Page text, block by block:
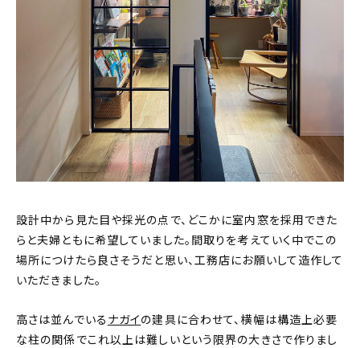
設計中から見た目や採光の点で、どこかに室内窓を採用できた
らと夫婦ともに希望していました。間取りを考えていく中でこの
場所につけたら良さそうだと思い、工務店にお願いして造作して
いただきました。
高さは並んでいる ナガイの建具に合わせて、横幅は構造上必要
な柱の関係でこれ以上は難しいという限界の大きさで作りまし